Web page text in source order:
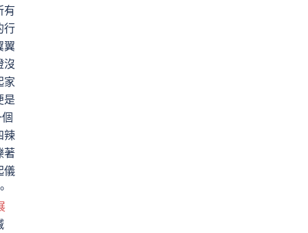
有
行
翼
沒
家
是
辣
著
儀
。